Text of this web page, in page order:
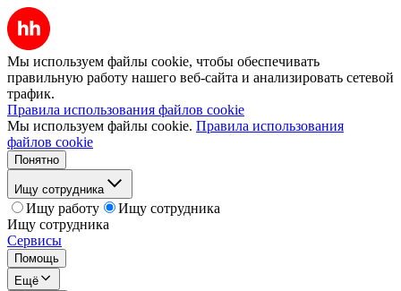
Мы используем файлы cookie, чтобы обеспечивать
правильную работу нашего веб-сайта и анализировать сетевой
трафик.
Правила использования файлов cookie
Мы используем файлы cookie. Правила использования
файлов cookie
Понятно
Ищу сотрудника
Ищу работу
Ищу сотрудника
Ищу сотрудника
Сервисы
Помощь
Ещё